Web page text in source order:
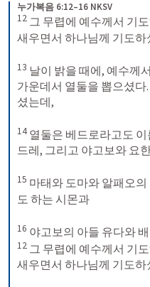
누가복음 6:12–16 NKSV
12 그 무렵에 예수께서 기
새우면서 하나님께 기도하
13 날이 밝을 때에, 예수께
가운데서 열둘을 뽑으셨
셨는데,
14 열둘은 베드로라고도
드레, 그리고 야고보와 요
15 마태와 도마와 알패오
도 하는 시몬과
16 야고보의 아들 유다와
12 그 무렵에 예수께서 기
새우면서 하나님께 기도하